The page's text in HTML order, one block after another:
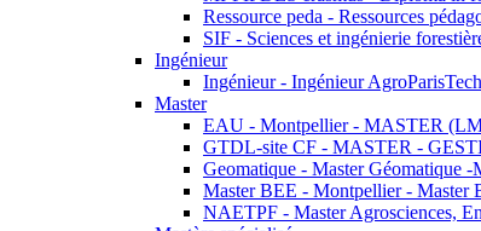
Ressource peda - Ressources
SIF - Sciences et ingénierie
Ingénieur
Ingénieur - Ingénieur AgroParisTech
Master
EAU - Montpellier - MASTER
GTDL-site CF - MASTER -
Geomatique - Master Géomatique -
Master BEE - Montpellier - Master
NAETPF - Master Agrosciences,